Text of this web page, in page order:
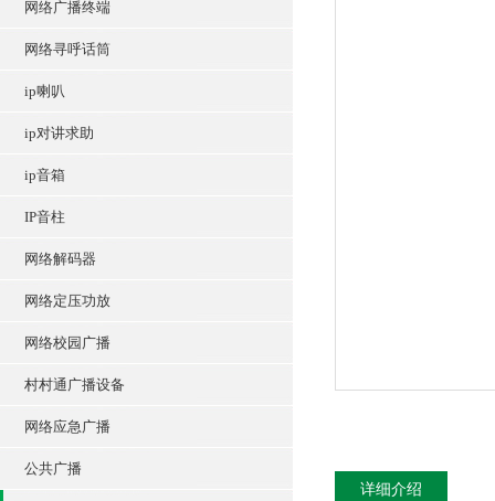
网络广播终端
网络寻呼话筒
ip喇叭
ip对讲求助
ip音箱
IP音柱
网络解码器
网络定压功放
网络校园广播
村村通广播设备
网络应急广播
公共广播
详细介绍